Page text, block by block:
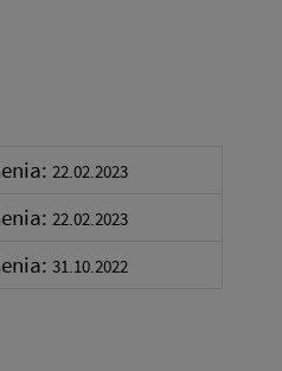
22.02.2023
22.02.2023
31.10.2022